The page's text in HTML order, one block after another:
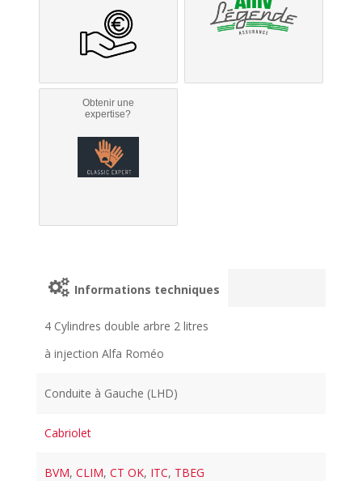
Obtenir une
expertise?
Informations techniques
4 Cylindres double arbre 2 litres
à injection Alfa Roméo
Conduite à Gauche (LHD)
Cabriolet
BVM,CLIM,CT OK, ITC, TBEG